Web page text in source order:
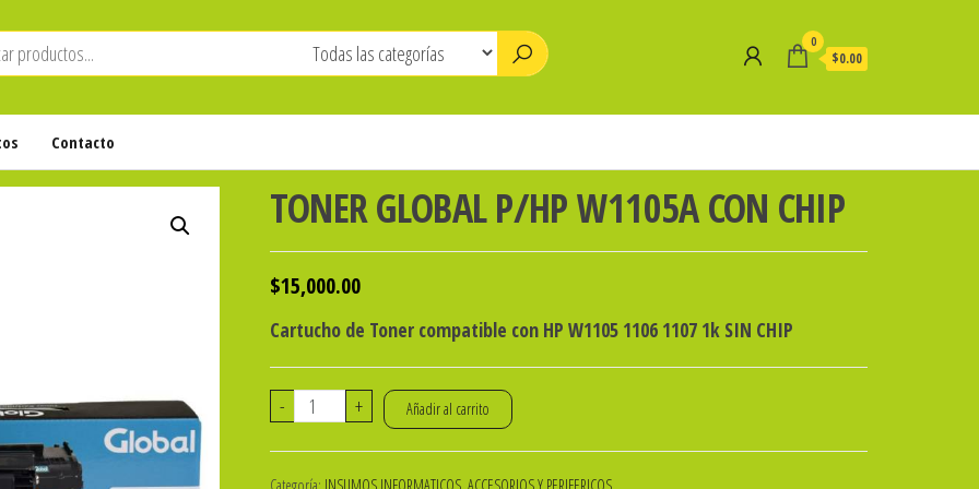
0
$0.00
Contacto
TONER GLOBAL P/HP W1105A CON CHIP
$15,000.00
Cartucho de Toner compatible con HP W1105 1106 1107 1k SIN CHIP
-
TONER
+ Añadir al carrito